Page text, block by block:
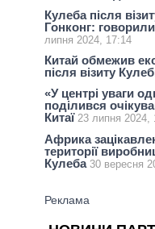
Кулеба після
Гонконг:
липня 2024, 17:14
Китай обмежив
після візиту
«У центрі уваги
поділився
Китаї 23 липня 2024,
Африка
території
Кулеба 30 вересня